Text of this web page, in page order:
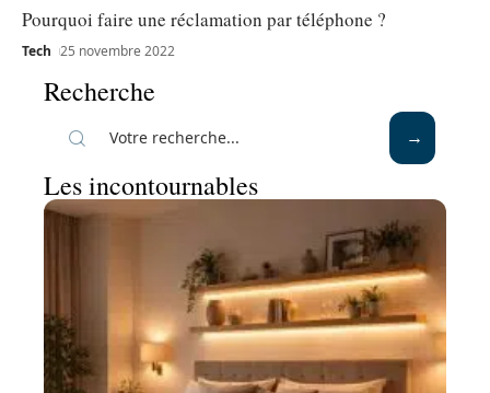
Pourquoi faire une réclamation par téléphone ?
Tech 25 novembre 2022
Recherche
Les incontournables